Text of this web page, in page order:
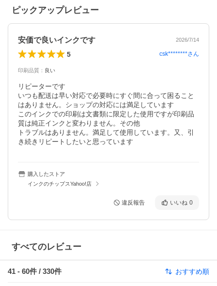
ピックアップレビュー
安価で良いインクです 2026/7/14
5 csk********さん
印刷品質 ： 良い
リピーターです
いつも配送は早い対応で必要時にすぐ間に合って困ること
はありません。ショップの対応には満足しています
このインクでの印刷は文書類に限定した使用ですが印刷品
質は純正インクと変わりません。その他
トラブルはありません。満足して使用しています。又、引
購入したストア
インクのチップスYahoo!店
違反報告 いいね 0
すべてのレビュー
41 - 60件 / 330件 おすすめ順